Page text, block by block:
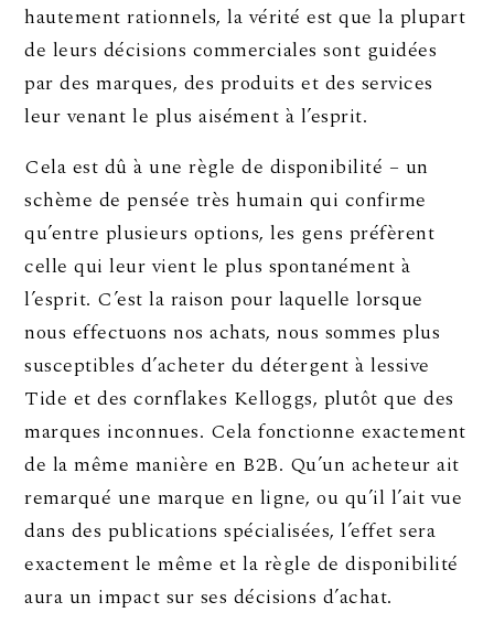
hautement rationnels, la vérité est que la plupart
de leurs décisions commerciales sont guidées
par des marques, des produits et des services
leur venant le plus aisément à l’esprit.
Cela est dû à une règle de disponibilité – un
schème de pensée très humain qui confirme
qu’entre plusieurs options, les gens préfèrent
celle qui leur vient le plus spontanément à
l’esprit. C’est la raison pour laquelle lorsque
nous effectuons nos achats, nous sommes plus
susceptibles d’acheter du détergent à lessive
Tide et des cornflakes Kelloggs, plutôt que des
marques inconnues. Cela fonctionne exactement
de la même manière en B2B. Qu’un acheteur ait
remarqué une marque en ligne, ou qu’il l’ait vue
dans des publications spécialisées, l’effet sera
exactement le même et la règle de disponibilité
aura un impact sur ses décisions d’achat.